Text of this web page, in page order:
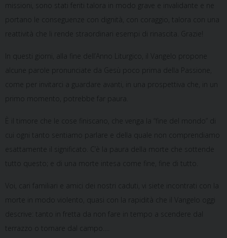
missioni, sono stati feriti talora in modo grave e invalidante e ne
portano le conseguenze con dignità, con coraggio, talora con una
reattività che li rende straordinari esempi di rinascita. Grazie!
In questi giorni, alla fine dell’Anno Liturgico, il Vangelo propone
alcune parole pronunciate da Gesù poco prima della Passione,
come per invitarci a guardare avanti, in una prospettiva che, in un
primo momento, potrebbe far paura.
È il timore che le cose finiscano, che venga la “fine del mondo” di
cui ogni tanto sentiamo parlare e della quale non comprendiamo
esattamente il significato. C’è la paura della morte che sottende
tutto questo; e di una morte intesa come fine, fine di tutto.
Voi, cari familiari e amici dei nostri caduti, vi siete incontrati con la
morte in modo violento, quasi con la rapidità che il Vangelo oggi
descrive: tanto in fretta da non fare in tempo a scendere dal
terrazzo o tornare dal campo….